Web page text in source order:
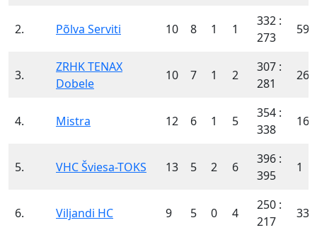
2. Põlva Serviti 10 8 1 1
332 :
273
59
3.
ZRHK TENAX
Dobele
10 7 1 2
307 :
281
26
4. Mistra 12 6 1 5
354 :
338
16
5. VHC Šviesa-TOKS 13 5 2 6
396 :
395
1
6. Viljandi HC 9 5 0 4
250 :
217
33